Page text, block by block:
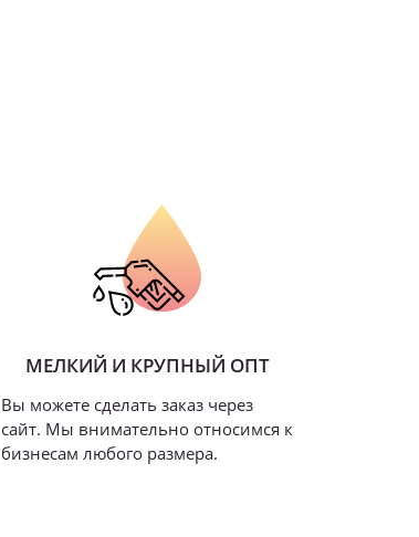
МЕЛКИЙ И КРУПНЫЙ ОПТ
Вы можете сделать заказ через
сайт. Мы внимательно относимся к
бизнесам любого размера.